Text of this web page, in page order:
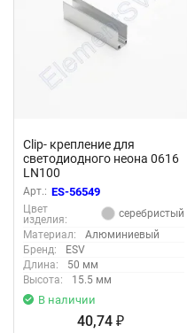
Clip- крепление для
светодиодного неона 0616
LN100
Арт.: ES-56549
Цвет
изделия:
серебристый
Материал:
Алюминиевый
Бренд:
ESV
Длина:
50 мм
Высота:
15.5 мм
В наличии
40,74 ₽